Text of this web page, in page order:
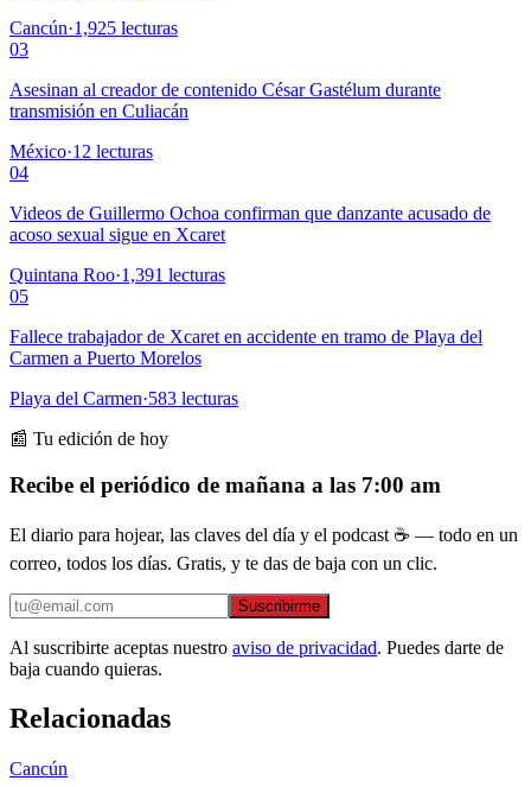
Cancún·1,925 lecturas
03
Asesinan al creador de contenido César Gastélum durante
transmisión en Culiacán
México·12 lecturas
04
Videos de Guillermo Ochoa confirman que danzante acusado de
acoso sexual sigue en Xcaret
Quintana Roo·1,391 lecturas
05
Fallece trabajador de Xcaret en accidente en tramo de Playa del
Carmen a Puerto Morelos
Playa del Carmen·583 lecturas
📰 Tu edición de hoy
Recibe el periódico de mañana a las 7:00 am
El diario para hojear, las claves del día y el podcast ☕ — todo en un
correo, todos los días. Gratis, y te das de baja con un clic.
Suscribirme
Al suscribirte aceptas nuestro aviso de privacidad. Puedes darte de
baja cuando quieras.
Relacionadas
Cancún